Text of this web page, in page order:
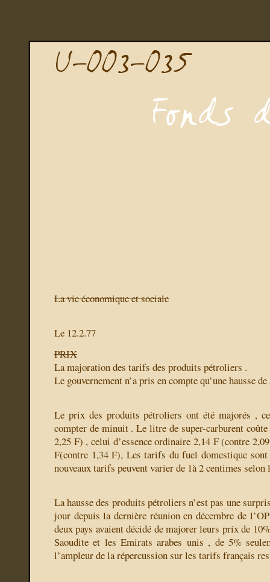
La vie économique et sociale
Le 12.2.77
PRIX
La majoration des tarifs des produits pétroliers .
Le gouvernement n’a pris en compte qu’une hausse
Le prix des produits pétroliers ont été majorés ,
compter de minuit . Le litre de super-carburent
2,25 F) , celui d’essence ordinaire 2,14 F (contre
F(contre 1,34 F), Les tarifs du fuel domestique
nouveaux tarifs peuvent varier de 1à 2 centimes selon
La hausse des produits pétroliers n’est pas une
jour depuis la dernière réunion en décembre de
deux pays avaient décidé de majorer leurs prix de
Saoudite et les Emirats arabes unis , de 5%
l’ampleur de la répercussion sur les tarifs français